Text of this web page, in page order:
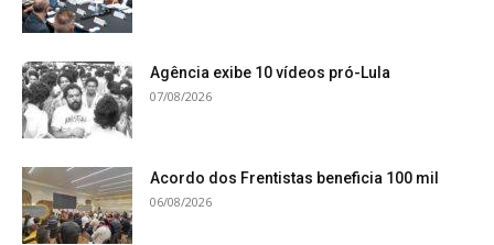
Agência exibe 10 vídeos pró-Lula
07/08/2026
Acordo dos Frentistas beneficia 100 mil
06/08/2026